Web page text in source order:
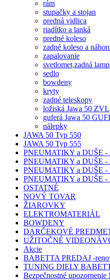
rám
stupačky a stojan
predná vidlica
riadítko a lanká
predné koleso
zadné koleso a
zapalovanie
svetlomet,zadná
sedlo
bowdeny
kryty
zadné teleskopy
ložiská Jawa 50 ZVL
guferá Jawa 50
nálepky
JAWA 50 Typ 550
JAWA 50 Typ 555
PNEUMATIKY a DUŠE -
PNEUMATIKY a DUŠE -
PNEUMATIKY a DUŠE -
PNEUMATIKY a DUŠE -
OSTATNÉ
NOVÝ TOVAR
ŽIAROVKY
ELEKTROMATERIÁL
BOWDENY
DARČEKOVÉ
UŽITOČNÉ
Akcie
BABETTA PREDAJ -
TUNING DIELY
Bezpečnostné upozornenie